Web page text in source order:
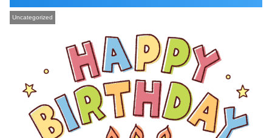
Uncategorized